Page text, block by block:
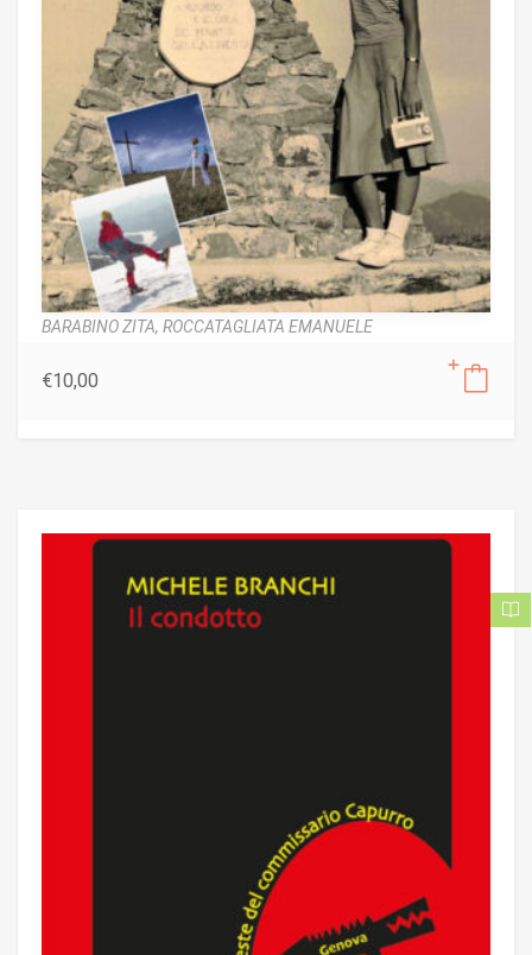
BARABINO ZITA, ROCCATAGLIATA EMANUELE
€10,00